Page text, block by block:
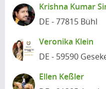
Krishna Kumar
DE - 77815 Bühl
Veronika Klein
DE - 59590
Ellen Keßler